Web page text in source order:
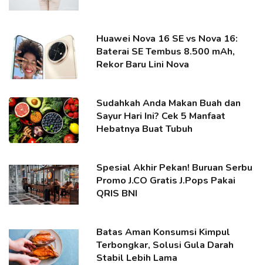
Huawei Nova 16 SE vs Nova 16:
Baterai SE Tembus 8.500 mAh,
Rekor Baru Lini Nova
Sudahkah Anda Makan Buah dan
Sayur Hari Ini? Cek 5 Manfaat
Hebatnya Buat Tubuh
Spesial Akhir Pekan! Buruan Serbu
Promo J.CO Gratis J.Pops Pakai
QRIS BNI
Batas Aman Konsumsi Kimpul
Terbongkar, Solusi Gula Darah
Stabil Lebih Lama